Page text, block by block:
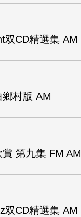
双CD精選集 AM
村版 AM
第九集 FM AM
双CD精選集 AM